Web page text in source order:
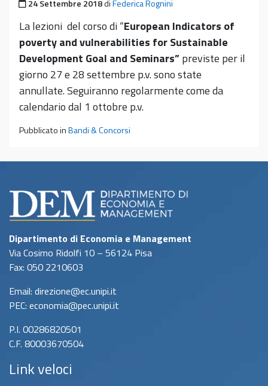
Pubblicato il
24 Settembre 2018diFederica Rognini
La lezioni del corso di “European Indicators of
poverty and vulnerabilities for Sustainable
Development Goal and Seminars”previste per il
giorno 27 e 28 settembre p.v. sono state
annullate. Seguiranno regolarmente come da
calendario dal 1 ottobre p.v.
Pubblicato inBandi & Concorsi
Dipartimento di Economia e Management
Via Cosimo Ridolfi 10 – 56124 Pisa
Fax: 050 2210603
Email: direzione@ec.unipi.it
PEC: economia@pec.unipi.it
P.I. 00286820501
C.F. 80003670504
Link veloci